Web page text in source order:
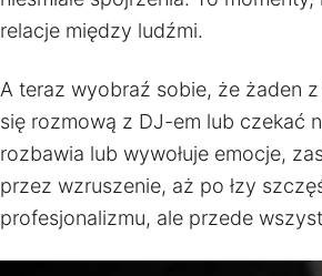
relacje między ludźmi.
A teraz wyobraź sobie, że żaden
się rozmową z DJ-em lub czekać
rozbawia lub wywołuje emocje,
przez wzruszenie, aż po łzy
profesjonalizmu, ale przede